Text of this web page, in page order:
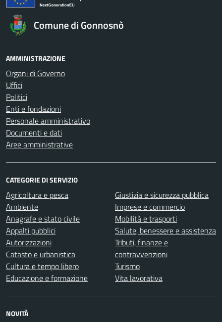
Comune di Gonnosnò
AMMINISTRAZIONE
Organi di Governo
Uffici
Politici
Enti e fondazioni
Personale amministrativo
Documenti e dati
Aree amministrative
CATEGORIE DI SERVIZIO
Agricoltura e pesca
Ambiente
Anagrafe e stato civile
Appalti pubblici
Autorizzazioni
Catasto e urbanistica
Cultura e tempo libero
Educazione e formazione
Giustizia e sicurezza pubblica
Imprese e commercio
Mobilità e trasporti
Salute, benessere e assistenza
Tributi, finanze e
contravvenzioni
Turismo
Vita lavorativa
NOVITÀ